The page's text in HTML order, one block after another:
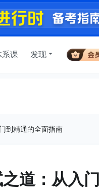
系课 发现
到精通的全面指南
道：从入